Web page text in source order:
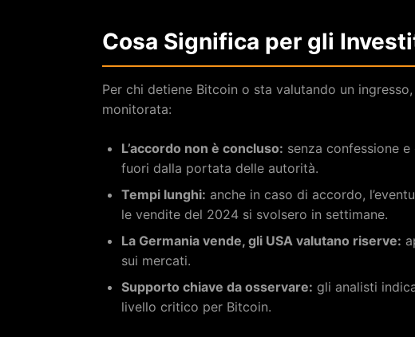
Cosa Significa per gli
Per chi detiene Bitcoin o sta valutando un
monitorata:
L’accordo non è concluso: senza confessione
fuori dalla portata delle autorità.
Tempi lunghi: anche in caso di accordo,
le vendite del 2024 si svolsero in settimane.
La Germania vende, gli USA valutano riserve:
sui mercati.
Supporto chiave da osservare: gli analisti
livello critico per Bitcoin.